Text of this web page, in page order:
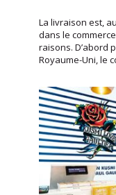
La livraison est,
dans le
raisons. D’abord
Royaume-Uni, le